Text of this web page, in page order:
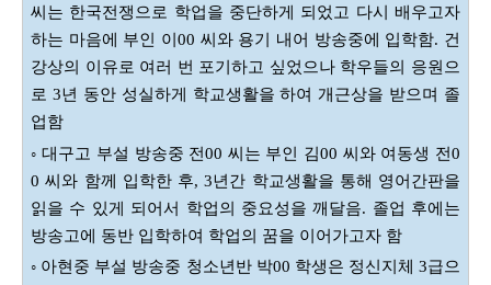
씨는 한국전쟁으로 학업을 중단하게 되었고 다시 배우고자
하는 마음에 부인 이00 씨와 용기 내어 방송중에 입학함. 건
강상의 이유로 여러 번 포기하고 싶었으나 학우들의 응원으
로 3년 동안 성실하게 학교생활을 하여 개근상을 받으며 졸
업함
◦ 대구고 부설 방송중 전00 씨는 부인 김00 씨와 여동생 전0
0 씨와 함께 입학한 후, 3년간 학교생활을 통해 영어간판을
읽을 수 있게 되어서 학업의 중요성을 깨달음. 졸업 후에는
방송고에 동반 입학하여 학업의 꿈을 이어가고자 함
◦ 아현중 부설 방송중 청소년반 박00 학생은 정신지체 3급으